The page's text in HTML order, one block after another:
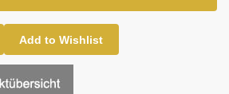
Add to Wishlist